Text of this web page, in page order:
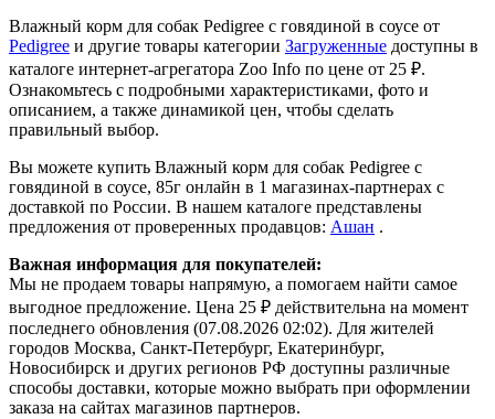
Влажный корм для собак Pedigree с говядиной в соусе от
Pedigree и другие товары категории Загруженные доступны в
каталоге интернет-агрегатора Zoo Info по цене от 25 ₽.
Ознакомьтесь с подробными характеристиками, фото и
описанием, а также динамикой цен, чтобы сделать
правильный выбор.
Вы можете купить Влажный корм для собак Pedigree с
говядиной в соусе, 85г онлайн в 1 магазинах-партнерах с
доставкой по России. В нашем каталоге представлены
предложения от проверенных продавцов: Ашан .
Важная информация для покупателей:
Мы не продаем товары напрямую, а помогаем найти самое
выгодное предложение. Цена 25 ₽ действительна на момент
последнего обновления (07.08.2026 02:02). Для жителей
городов Москва, Санкт-Петербург, Екатеринбург,
Новосибирск и других регионов РФ доступны различные
способы доставки, которые можно выбрать при оформлении
заказа на сайтах магазинов партнеров.